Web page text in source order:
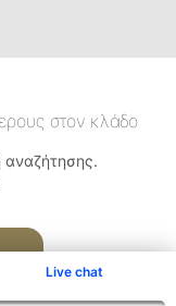
Live chat
στον κλάδο
αναζήτησης.